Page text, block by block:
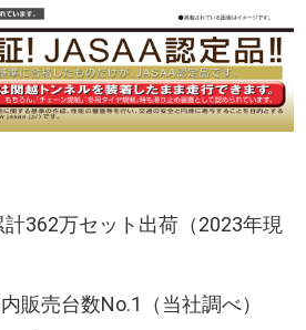
362万セット出荷（2023年現
販売台数No.1（当社調べ）